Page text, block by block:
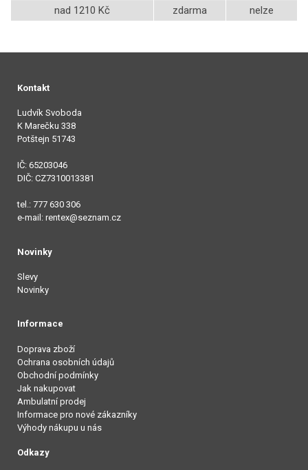
nad 1210 Kč
zdarma nelze
Kontakt
Ludvík Svoboda
K Marečku 338
Potštejn 51743
IČ: 65203046
DIČ: CZ7310013381
tel.: 777 630 306
e-mail: rentex@seznam.cz
Novinky
Slevy
Novinky
Informace
Doprava zboží
Ochrana osobních údajů
Obchodní podmínky
Jak nakupovat
Ambulatní prodej
Informace pro nové zákazníky
Výhody nákupu u nás
Odkazy